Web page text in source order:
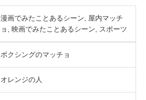
漫画でみたことあるシーン
屋内マッチ
ョ
映画でみたことあるシーン スポーツ
ボクシングのマッチョ
オレンジの人